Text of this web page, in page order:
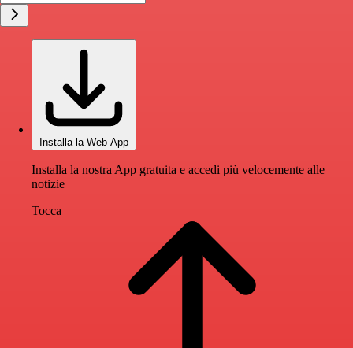
Installa la Web App
Installa la nostra App gratuita e accedi più velocemente alle
notizie
Tocca